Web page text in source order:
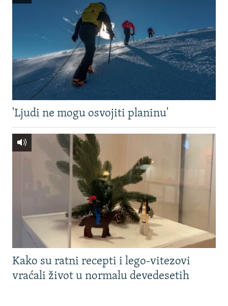
'Ljudi ne mogu osvojiti planinu'
Kako su ratni recepti i lego-vitezovi
vraćali život u normalu devedesetih